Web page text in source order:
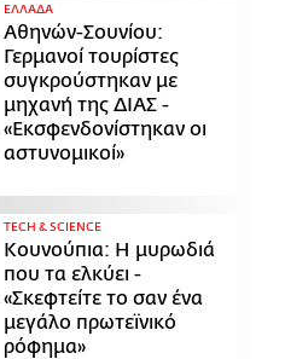
ΕΛΛΑΔΑ
Αθηνών-Σουνίου:
Γερμανοί τουρίστες
συγκρούστηκαν με
μηχανή της ΔΙΑΣ -
«Εκσφενδονίστηκαν οι
αστυνομικοί»
ΤECH & SCIENCE
Κουνούπια: Η μυρωδιά
που τα ελκύει -
«Σκεφτείτε το σαν ένα
μεγάλο πρωτεϊνικό
ρόφημα»